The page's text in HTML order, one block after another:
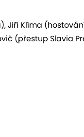
Klíma
(přestup Slavia